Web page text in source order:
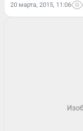
20 марта, 2015, 11:06